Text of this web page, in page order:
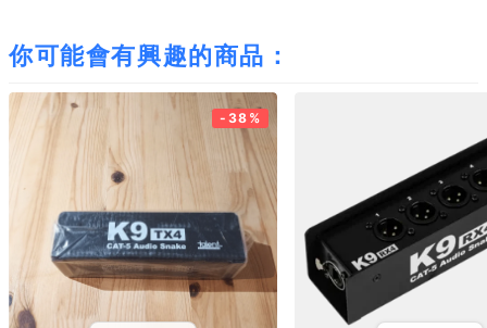
你可能會有興趣的商品：
-38%